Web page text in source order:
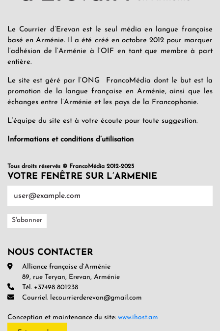
Le Courrier d’Erevan est le seul média en langue française
basé en Arménie. Il a été créé en octobre 2012 pour marquer
l’adhésion de l’Arménie à l’OIF en tant que membre à part
entière.
Le site est géré par l’ONG FrancoMédia dont le but est la
promotion de la langue française en Arménie, ainsi que les
échanges entre l’Arménie et les pays de la Francophonie.
L’équipe du site est à votre écoute pour toute suggestion.
Informations et conditions d’utilisation
Tous droits réservés © FrancoMédia 2012-2025
VOTRE FENÊTRE SUR L’ARMENIE
NOUS CONTACTER
Alliance française d’Arménie
89, rue Teryan, Erevan, Arménie
Tél. +37498 801238
Courriel. lecourrierderevan@gmail.com
Conception et maintenance du site: www.ihost.am